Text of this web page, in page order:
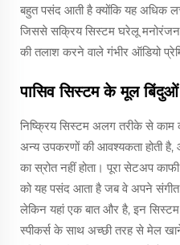
बहुत पसंद आती है क्योंकि यह अधिक
जिससे सक्रिय सिस्टम घरेलू
की तलाश करने वाले गंभीर ऑडियो
पासिव सिस्टम के मूल बिंदुओं
निष्क्रिय सिस्टम अलग तरीके से काम
अन्य उपकरणों की आवश्यकता होती है,
का स्रोत नहीं होता। पूरा सेटअप
को यह पसंद आता है जब वे अपने
लेकिन यहां एक बात और है, इन
स्पीकर्स के साथ अच्छी तरह से मेल खाने